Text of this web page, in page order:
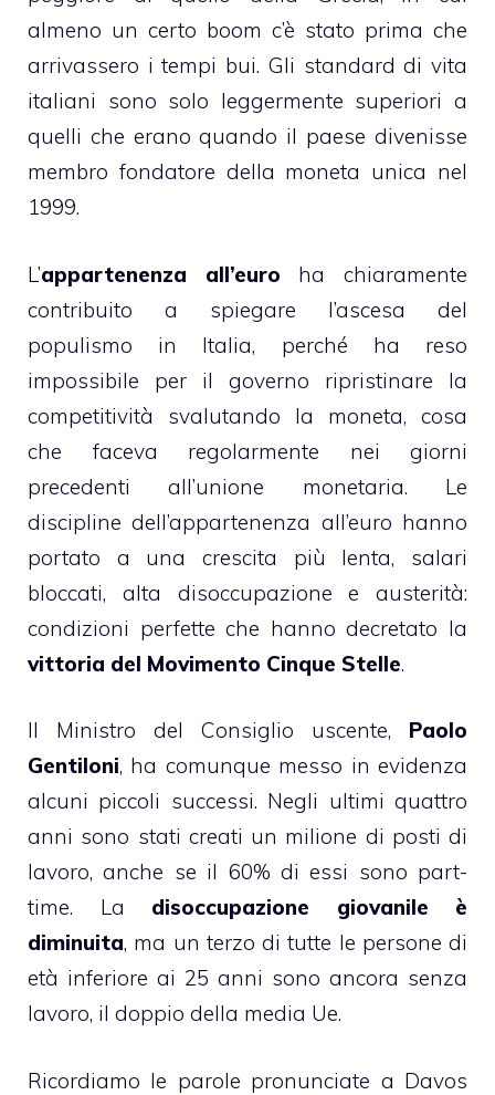
almeno un certo boom c’è stato prima che
arrivassero i tempi bui. Gli standard di vita
italiani sono solo leggermente superiori a
quelli che erano quando il paese divenisse
membro fondatore della moneta unica nel
1999.
L’appartenenza all’euro ha chiaramente
contribuito a spiegare l’ascesa del
populismo in Italia, perché ha reso
impossibile per il governo ripristinare la
competitività svalutando la moneta, cosa
che faceva regolarmente nei giorni
precedenti all’unione monetaria. Le
discipline dell’appartenenza all’euro hanno
portato a una crescita più lenta, salari
bloccati, alta disoccupazione e austerità:
condizioni perfette che hanno decretato la
vittoria del Movimento Cinque Stelle.
Il Ministro del Consiglio uscente, Paolo
Gentiloni, ha comunque messo in evidenza
alcuni piccoli successi. Negli ultimi quattro
anni sono stati creati un milione di posti di
lavoro, anche se il 60% di essi sono part-
time. La disoccupazione giovanile è
diminuita, ma un terzo di tutte le persone di
età inferiore ai 25 anni sono ancora senza
lavoro, il doppio della media Ue.
Ricordiamo le parole pronunciate a Davos